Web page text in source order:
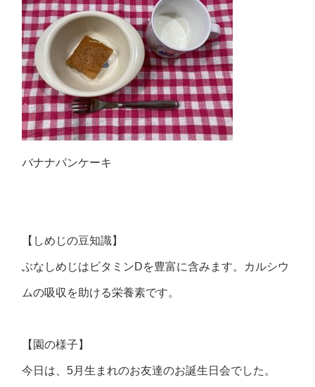
バナナパンケーキ
【しめじの豆知識】
ぶなしめじはビタミンDを豊富に含みます。カルシウ
ムの吸収を助ける栄養素です。
【園の様子】
今日は、5月生まれのお友達のお誕生日会でした。